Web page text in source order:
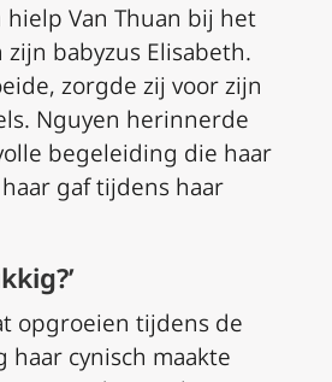
hielp Van Thuan bij het
babyzus Elisabeth.
zorgde zij voor zijn
Nguyen herinnerde
begeleiding die haar
gaf tijdens haar
opgroeien tijdens de
haar cynisch maakte